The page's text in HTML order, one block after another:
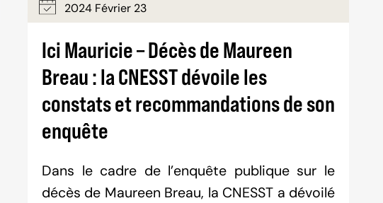
2024 Février 23
Ici Mauricie – Décès de Maureen
Breau : la CNESST dévoile les
constats et recommandations de son
enquête
Dans le cadre de l’enquête publique sur le
décès de Maureen Breau, la CNESST a dévoilé